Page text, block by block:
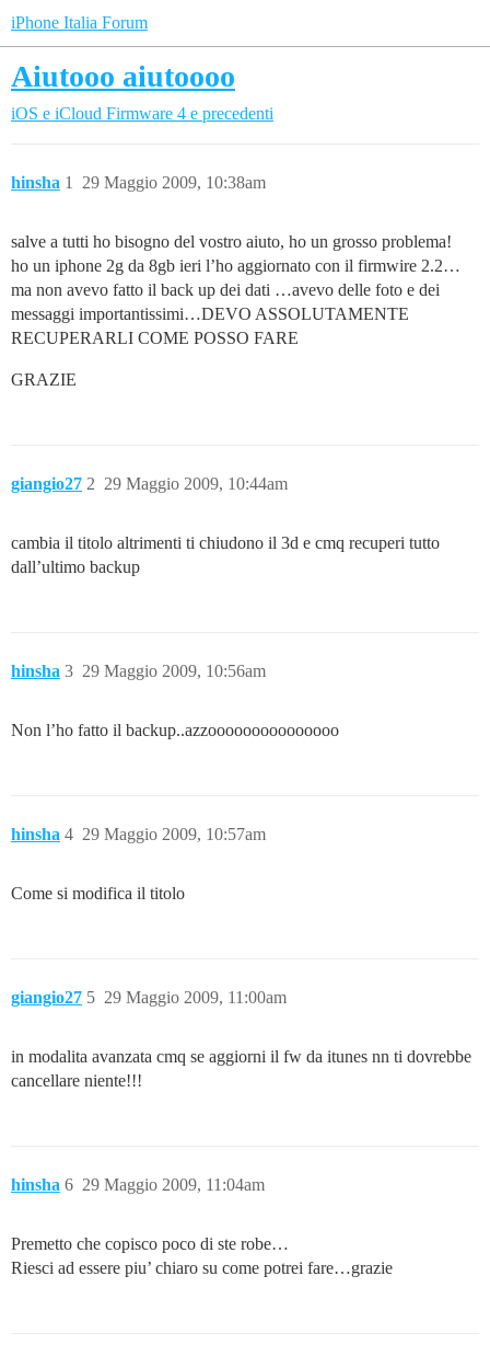
iPhone Italia Forum
Aiutooo aiutoooo
iOS e iCloud Firmware 4 e precedenti
hinsha 29 Maggio 2009, 10:38am
1
salve a tutti ho bisogno del vostro aiuto, ho un grosso problema!
ho un iphone 2g da 8gb ieri l’ho aggiornato con il firmwire 2.2…
ma non avevo fatto il back up dei dati …avevo delle foto e dei
messaggi importantissimi…DEVO ASSOLUTAMENTE
RECUPERARLI COME POSSO FARE
GRAZIE
giangio27 29 Maggio 2009, 10:44am
2
cambia il titolo altrimenti ti chiudono il 3d e cmq recuperi tutto
dall’ultimo backup
hinsha 29 Maggio 2009, 10:56am
3
Non l’ho fatto il backup..azzooooooooooooooo
hinsha 29 Maggio 2009, 10:57am
4
Come si modifica il titolo
giangio27 29 Maggio 2009, 11:00am
5
in modalita avanzata cmq se aggiorni il fw da itunes nn ti dovrebbe
cancellare niente!!!
hinsha 29 Maggio 2009, 11:04am
6
Premetto che copisco poco di ste robe…
Riesci ad essere piu’ chiaro su come potrei fare…grazie